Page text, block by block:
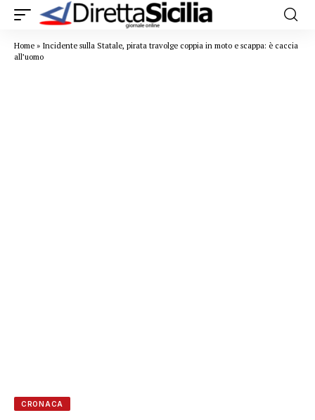
Home » Incidente sulla Statale, pirata travolge coppia in moto e scappa: è caccia
all’uomo
CRONACA